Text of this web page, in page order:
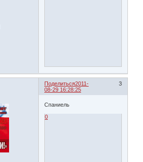
Поделиться 3
2011-
08-29 16:28:25
Спаниель
0